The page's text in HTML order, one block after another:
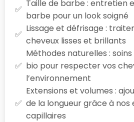
Taille de barbe : entretien
barbe pour un look soigné
Lissage et défrisage :
cheveux lisses et brillants
Méthodes naturelles :
bio pour respecter vos
l’environnement
Extensions et volumes :
de la longueur grâce à nos
capillaires